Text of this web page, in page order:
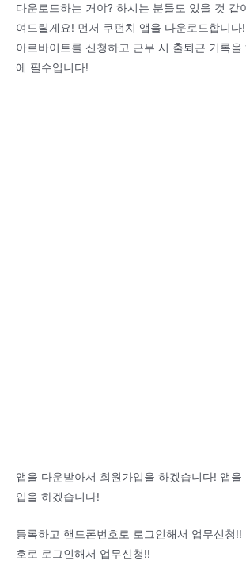
다운로드하는 거야? 하시는 분들도 있을 것 같
여드릴게요! 먼저 쿠펀치 앱을 다운로드합니다
아르바이트를 신청하고 근무 시 출퇴근 기록을
에 필수입니다!
앱을 다운받아서 회원가입을 하겠습니다! 앱
입을 하겠습니다!
등록하고 핸드폰번호로 로그인해서 업무신청!!
호로 로그인해서 업무신청!!